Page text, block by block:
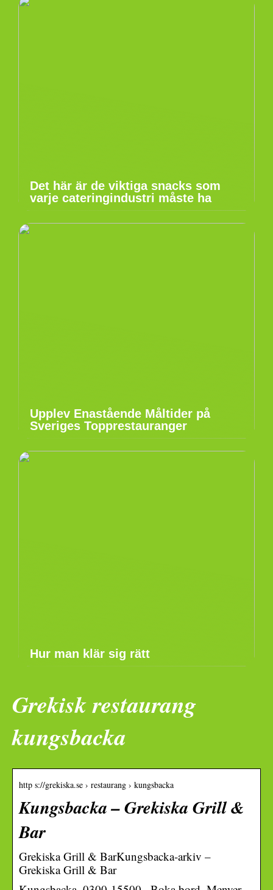
Det här är de viktiga snacks som
varje cateringindustri måste ha
Upplev Enastående Måltider på
Sveriges Topprestauranger
Hur man klär sig rätt
Grekisk restaurang
kungsbacka
http s://grekiska.se › restaurang › kungsbacka
Kungsbacka – Grekiska Grill &
Bar
Grekiska Grill & BarKungsbacka-arkiv –
Grekiska Grill & Bar